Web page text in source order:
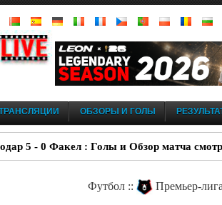
ОБЗОРЫ И ГОЛЫ
5 - 0 Факел : Голы и Обзор матча
Футбол :: Премьер-